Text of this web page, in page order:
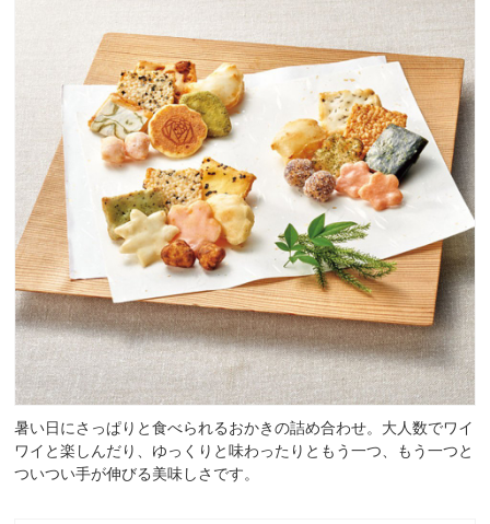
暑い日にさっぱりと食べられるおかきの詰め合わせ。大人数でワイ
ワイと楽しんだり、ゆっくりと味わったりともう一つ、もう一つと
ついつい手が伸びる美味しさです。